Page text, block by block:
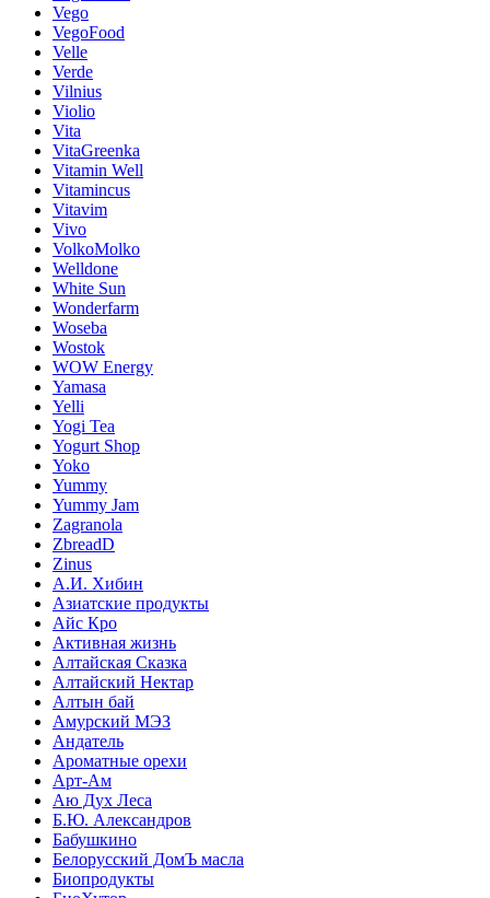
Vego
VegoFood
Velle
Verde
Vilnius
Violio
Vita
VitaGreenka
Vitamin Well
Vitamincus
Vitavim
Vivo
VolkoMolko
Welldone
White Sun
Wonderfarm
Woseba
Wostok
WOW Energy
Yamasa
Yelli
Yogi Tea
Yogurt Shop
Yoko
Yummy
Yummy Jam
Zagranola
ZbreadD
Zinus
А.И. Хибин
Азиатские продукты
Айс Кро
Активная жизнь
Алтайская Сказка
Алтайский Нектар
Алтын бай
Амурский МЭЗ
Андатель
Ароматные орехи
Арт-Ам
Аю Дух Леса
Б.Ю. Александров
Бабушкино
Белорусский ДомЪ масла
Биопродукты